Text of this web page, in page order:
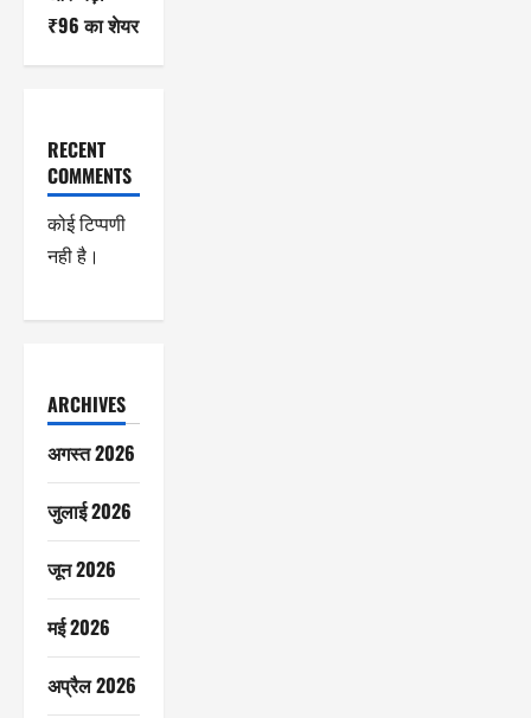
₹96 का शेयर
RECENT
COMMENTS
कोई टिप्पणी
नही है।
ARCHIVES
अगस्त 2026
जुलाई 2026
जून 2026
मई 2026
अप्रैल 2026